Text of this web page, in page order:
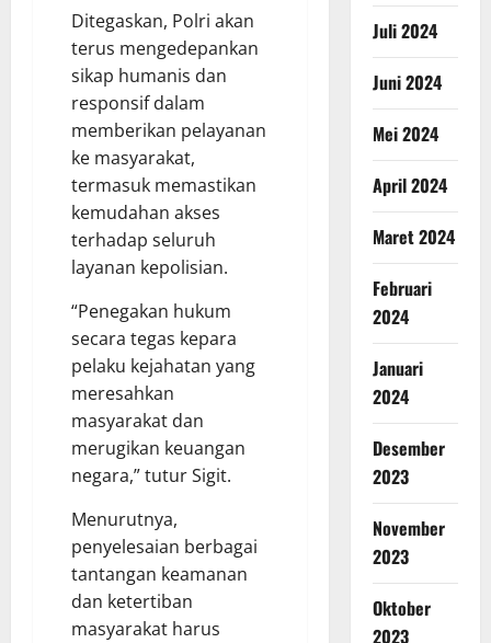
Ditegaskan, Polri akan
terus mengedepankan
sikap humanis dan
responsif dalam
memberikan pelayanan
ke masyarakat,
termasuk memastikan
kemudahan akses
terhadap seluruh
layanan kepolisian.
“Penegakan hukum
secara tegas kepara
pelaku kejahatan yang
meresahkan
masyarakat dan
merugikan keuangan
negara,” tutur Sigit.
Menurutnya,
penyelesaian berbagai
tantangan keamanan
dan ketertiban
masyarakat harus
Juli 2024
Juni 2024
Mei 2024
April 2024
Maret 2024
Februari
2024
Januari
2024
Desember
2023
November
2023
Oktober
2023